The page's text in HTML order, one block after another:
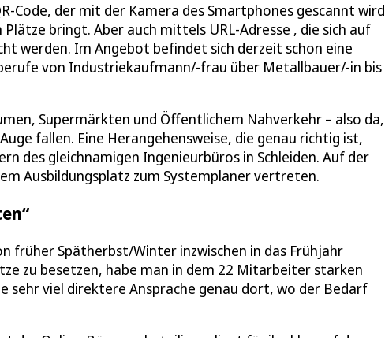
Code, der mit der Kamera des Smartphones gescannt wird
bringt. Aber auch mittels URL-Adresse , die sich auf
werden. Im Angebot befindet sich derzeit schon eine
von Industriekaufmann/-frau über Metallbauer/-in bis
Supermärkten und Öffentlichem Nahverkehr – also da,
fallen. Eine Herangehensweise, die genau richtig ist,
des gleichnamigen Ingenieurbüros in Schleiden. Auf der
Ausbildungsplatz zum Systemplaner vertreten.
früher Spätherbst/Winter inzwischen in das Frühjahr
zu besetzen, habe man in dem 22 Mitarbeiter starken
sehr viel direktere Ansprache genau dort, wo der Bedarf